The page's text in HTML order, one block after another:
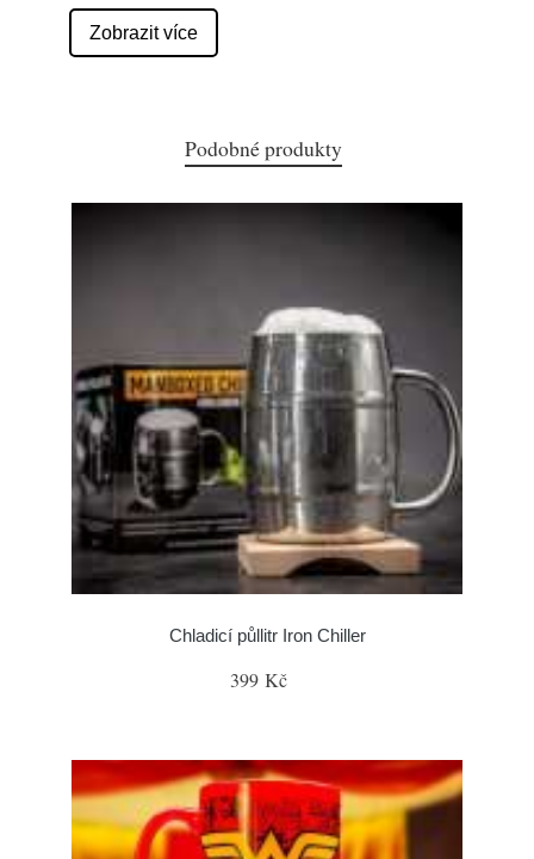
Zobrazit více
Podobné produkty
Chladicí půllitr Iron Chiller
399 Kč